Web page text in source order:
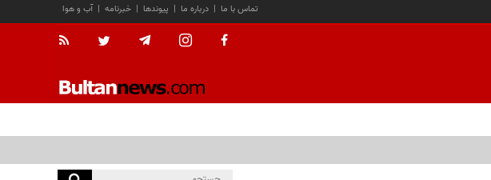
آب و هوا | خبرنامه | پیوندها | درباره ما | تماس با ما